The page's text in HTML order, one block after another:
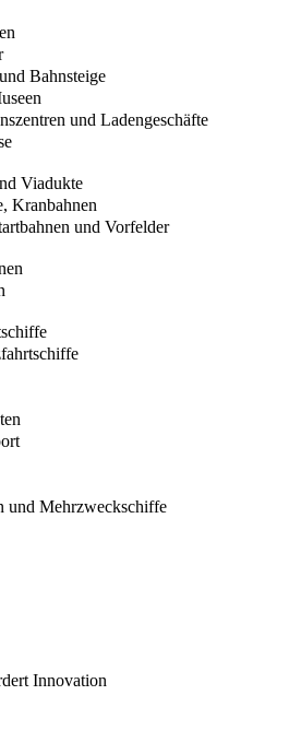
Bahnsteige
und Ladengeschäfte
Viadukte
Kranbahnen
und Vorfelder
und Mehrzweckschiffe
Innovation